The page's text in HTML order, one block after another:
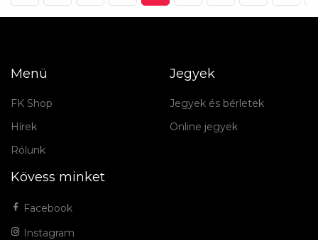
Menü
FK Shop
Hírek
Rólunk
Jegyek
Jegyek és bérletek
Online jegyek
Kövess minket
Facebook
Instagram